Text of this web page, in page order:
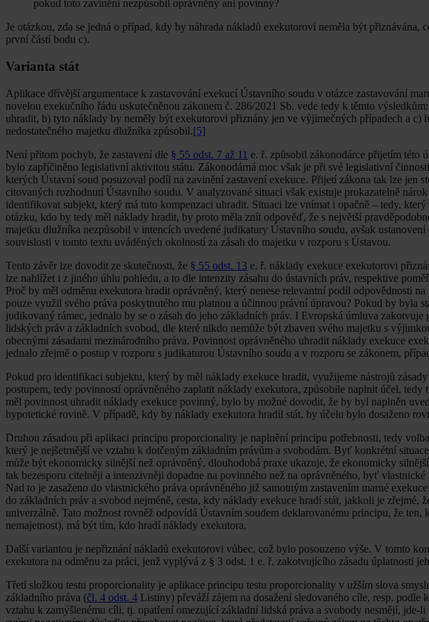
pokud toto zavinění nezpůsobil oprávněný ani povinný?
Je otázkou, zda se jedná o případ, kdy by náhrada nákladů exekutorovi neměla být
první částí bodu c).
Varianta stát
Aplikace dřívější argumentace k zastavování exekucí Ústavního soudu v otázce zastavování
novelou exekučního řádu uskutečněnou zákonem č. 286/2021 Sb. vede tedy k těmto
uhradit, b) tyto náklady by neměly být exekutorovi přiznány jen ve výjimečných případech a c)
nedostatečného majetku dlužníka způsobil.[5]
Není přitom pochyb, že zastavení dle § 55 odst. 7 až 11 e. ř. způsobil zákonodárce přijetím této
bylo zapříčiněno legislativní aktivitou státu. Zákonodárná moc však je při své legislativní
kterých Ústavní soud posuzoval podíl na zavinění zastavení exekuce. Přijetí zákona tak lze jen
citovaných rozhodnutí Ústavního soudu. V analyzované situaci však existuje prokazatelně
identifikovat subjekt, který má tuto kompenzaci uhradit. Situaci lze vnímat i opačně – tedy,
otázku, kdo by tedy měl náklady hradit, by proto měla znít odpověď, že s největší
majetku dlužníka nezpůsobil v intencích uvedené judikatury Ústavního soudu, avšak
souvislosti v tomto textu uváděných okolností za zásah do majetku v rozporu s Ústavou.
Tento závěr lze dovodit ze skutečnosti, že § 55 odst. 13 e. ř. náklady exekuce exekutorovi
lze nahlížet i z jiného úhlu pohledu, a to dle intenzity zásahu do ústavních práv, respektive
Proč by měl odměnu exekutora hradit oprávněný, který nenese relevantní podíl odpovědnosti
pouze využil svého práva poskytnutého mu platnou a účinnou právní úpravou? Pokud by byla
judikovaný rámec, jednalo by se o zásah do jeho základních práv. I Evropská úmluva
lidských práv a základních svobod, dle které nikdo nemůže být zbaven svého majetku s
obecnými zásadami mezinárodního práva. Povinnost oprávněného uhradit náklady exekuce
jednalo zřejmě o postup v rozporu s judikaturou Ústavního soudu a v rozporu se zákonem,
Pokud pro identifikaci subjektu, který by měl náklady exekuce hradit, využijeme nástrojů
postupem, tedy povinností oprávněného zaplatit náklady exekutora, způsobile naplnit účel,
měl povinnost uhradit náklady exekuce povinný, bylo by možné dovodit, že by byl naplněn
hypotetické rovině. V případě, kdy by náklady exekutora hradil stát, by účelu bylo dosaženo
Druhou zásadou při aplikaci principu proporcionality je naplnění principu potřebnosti, tedy
který je nejšetrnější ve vztahu k dotčeným základním právům a svobodám. Byť konkrétní
může být ekonomicky silnější než oprávněný, dlouhodobá praxe ukazuje, že ekonomicky
tak bezesporu citelněji a intenzivněji dopadne na povinného než na oprávněného, byť
Nad to je zasaženo do vlastnického práva oprávněného již samotným zastavením marné
do základních práv a svobod nejméně, cesta, kdy náklady exekuce hradí stát, jakkoli je zřejmé,
univerzálně. Tato možnost rovněž odpovídá Ústavním soudem deklarovanému principu, že ten,
nemajetnost), má být tím, kdo hradí náklady exekutora.
Další variantou je nepřiznání nákladů exekutorovi vůbec, což bylo posouzeno výše. V tomto
exekutora na odměnu za práci, jenž vyplývá z § 3 odst. 1 e. ř. zakotvujícího zásadu úplatnosti
Třetí složkou testu proporcionality je aplikace principu testu proporcionality v užším slova
základního práva (čl. 4 odst. 4 Listiny) převáží zájem na dosažení sledovaného cíle, resp.
vztahu k zamýšlenému cíli, tj. opatření omezující základní lidská práva a svobody nesmějí,